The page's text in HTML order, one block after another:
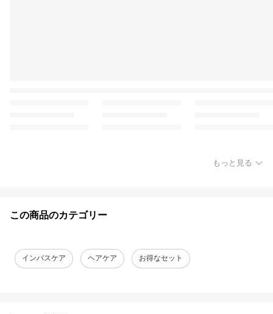
もっと見る
この商品のカテゴリー
インバスケア ヘアケア お得なセット